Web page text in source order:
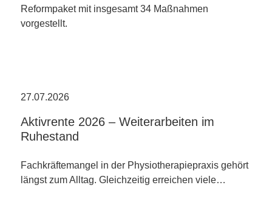
Reformpaket mit insgesamt 34 Maßnahmen
vorgestellt.
27.07.2026
Aktivrente 2026 – Weiterarbeiten im
Ruhestand
Fachkräftemangel in der Physiotherapiepraxis gehört
längst zum Alltag. Gleichzeitig erreichen viele…